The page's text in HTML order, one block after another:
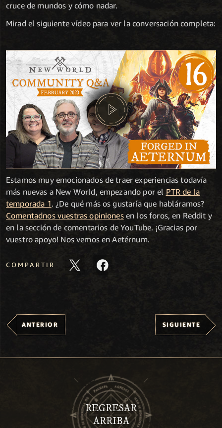
cruce de mundos y cómo nadar.
Mirad el siguiente vídeo para ver la conversación completa:
Estamos muy emocionados de traer experiencias todavía
más nuevas a New World, empezando por el PTR de la
temporada 1. ¿De qué más os gustaría que habláramos?
Comentadnos vuestras opinionesen los foros, en Reddit y
en la sección de comentarios de YouTube. ¡Gracias por
vuestro apoyo! Nos vemos en Aetérnum.
COMPARTIR
ANTERIOR SIGUIENTE
REGRESAR
ARRIBA